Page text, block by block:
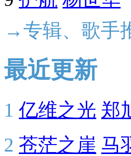
→专辑、歌手
最近更新
1 亿维之光 郑
2 苍茫之崖 马